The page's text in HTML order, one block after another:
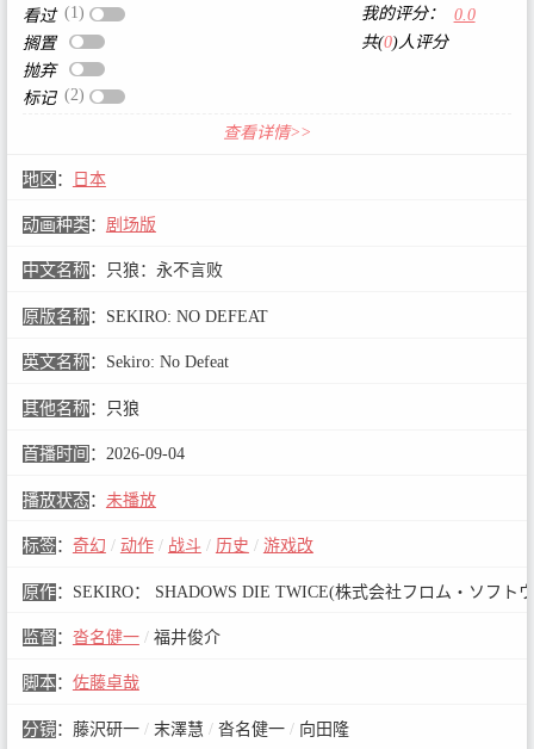
看过 (1)
搁置
抛弃
标记 (2)
我的评分：
0.0
共(0)人评分
查看详情>>
地区 ： 日本
动画种类 ： 剧场版
中文名称： 只狼：永不言败
原版名称： SEKIRO: NO DEFEAT
英文名称： Sekiro: No Defeat
其他名称： 只狼
首播时间 ： 2026-09-04
播放状态： 未播放
标签： 奇幻 / 动作 / 战斗 / 历史 / 游戏改
原作： SEKIRO： SHADOWS DIE TWICE(株式会社フロム・ソフト
监督 ： 沓名健一 /福井俊介
脚本： 佐藤卓哉
分镜： 藤沢研一 /末澤慧 /沓名健一 /向田隆